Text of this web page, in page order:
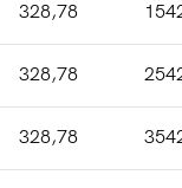
328,78
328,78
328,78